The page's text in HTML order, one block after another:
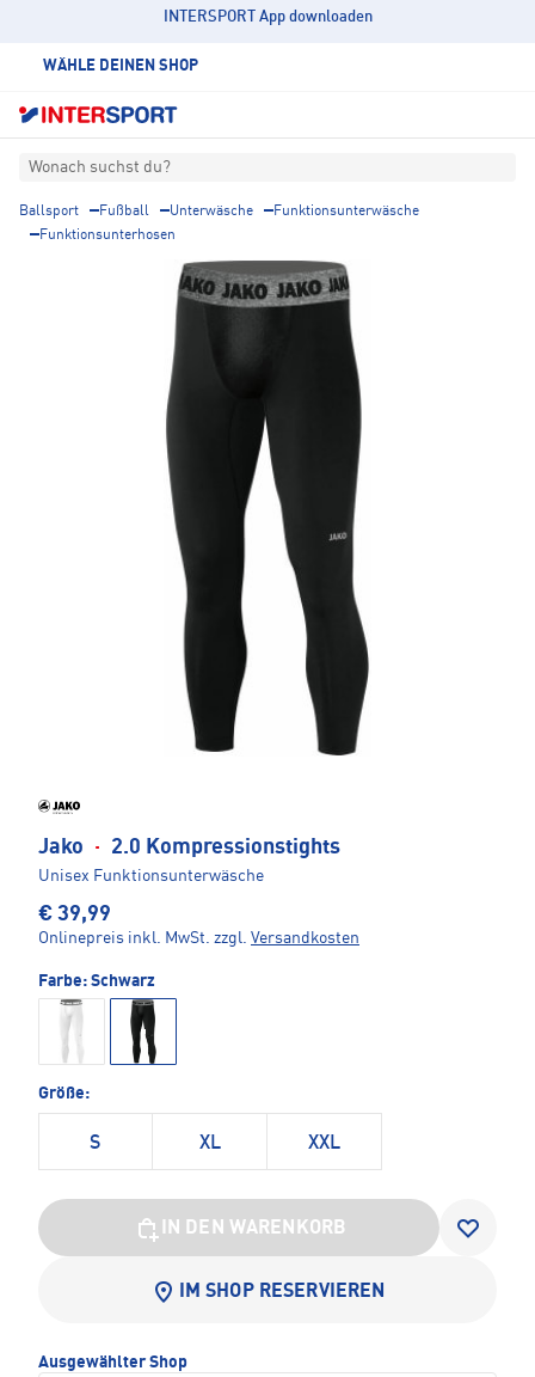
INTERSPORT App downloaden
WÄHLE DEINEN SHOP
Wonach suchst du?
Ballsport Fußball Unterwäsche
Funktionsunterwäsche
Funktionsunterhosen
Jako · 2.0 Kompressionstights
Unisex Funktionsunterwäsche
€ 39,99
Onlinepreis inkl. MwSt. zzgl. Versandkosten
Farbe: Schwarz
Größe:
S XL XXL
IN DEN WARENKORB
IM SHOP RESERVIEREN
Ausgewählter Shop